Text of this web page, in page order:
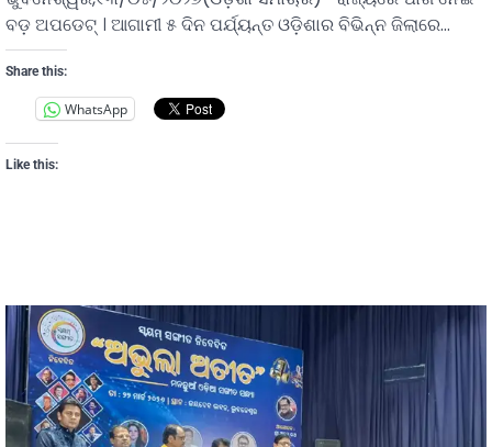
ବଡ଼ ଅପଡେଟ୍ । ଆଗାମୀ ୫ ଦିନ ପର୍ଯ୍ୟନ୍ତ ଓଡ଼ିଶାର ବିଭିନ୍ନ ଜିଲାରେ…
Share this:
WhatsApp
Like this: